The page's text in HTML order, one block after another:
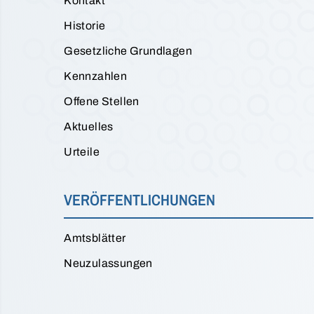
Historie
Gesetzliche Grundlagen
Kennzahlen
Offene Stellen
Aktuelles
Urteile
VERÖFFENTLICHUNGEN
Amtsblätter
Neuzulassungen